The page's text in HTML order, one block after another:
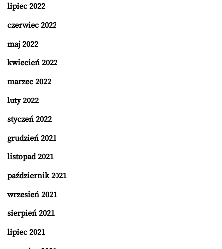
lipiec 2022
czerwiec 2022
maj 2022
kwiecień 2022
marzec 2022
luty 2022
styczeń 2022
grudzień 2021
listopad 2021
październik 2021
wrzesień 2021
sierpień 2021
lipiec 2021